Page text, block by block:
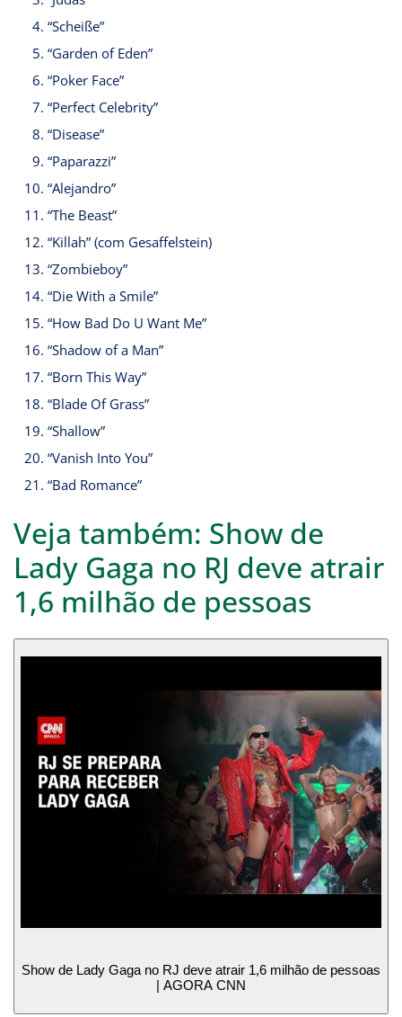
“Scheiße”
“Garden of Eden”
“Poker Face”
“Perfect Celebrity”
“Disease”
“Paparazzi”
“Alejandro”
“The Beast”
“Killah” (com Gesaffelstein)
“Zombieboy”
“Die With a Smile”
“How Bad Do U Want Me”
“Shadow of a Man”
“Born This Way”
“Blade Of Grass”
“Shallow”
“Vanish Into You”
“Bad Romance”
Veja também: Show de
Lady Gaga no RJ deve atrair
1,6 milhão de pessoas
Show de Lady Gaga no RJ deve atrair 1,6 milhão de pessoas
| AGORA CNN